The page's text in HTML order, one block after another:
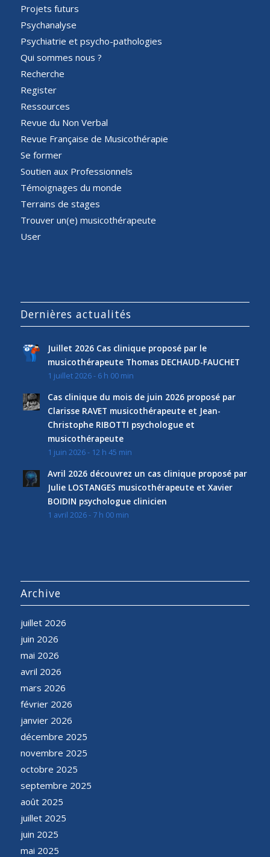
Projets futurs
Psychanalyse
Psychiatrie et psycho-pathologies
Qui sommes nous ?
Recherche
Register
Ressources
Revue du Non Verbal
Revue Française de Musicothérapie
Se former
Soutien aux Professionnels
Témoignages du monde
Terrains de stages
Trouver un(e) musicothérapeute
User
Dernières actualités
Juillet 2026 Cas clinique proposé par le
musicothérapeute Thomas DECHAUD-FAUCHET
1 juillet 2026 - 6 h 00 min
Cas clinique du mois de juin 2026 proposé par
Clarisse RAVET musicothérapeute et Jean-
Christophe RIBOTTI psychologue et
musicothérapeute
1 juin 2026 - 12 h 45 min
Avril 2026 découvrez un cas clinique proposé par
Julie LOSTANGES musicothérapeute et Xavier
BOIDIN psychologue clinicien
1 avril 2026 - 7 h 00 min
Archive
juillet 2026
juin 2026
mai 2026
avril 2026
mars 2026
février 2026
janvier 2026
décembre 2025
novembre 2025
octobre 2025
septembre 2025
août 2025
juillet 2025
juin 2025
mai 2025